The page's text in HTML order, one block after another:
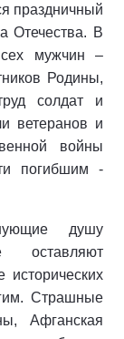
праздничный
Отечества. В
мужчин –
Родины,
солдат и
ветеранов и
войны
погибшим -
душу
оставляют
Страшные
Афганская